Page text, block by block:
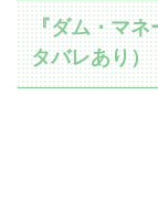
『ダム・マネ
タバレあり）